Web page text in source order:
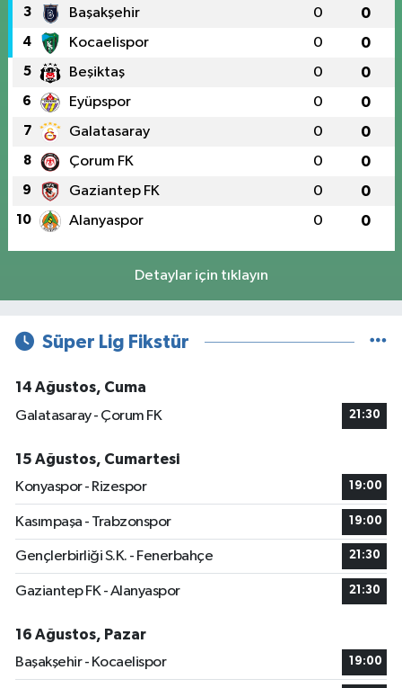
3 Başakşehir 0 0
4 Kocaelispor 0 0
5 Beşiktaş 0 0
6 Eyüpspor 0 0
7 Galatasaray 0 0
8 Çorum FK 0 0
9 Gaziantep FK 0 0
10 Alanyaspor 0 0
Detaylar için tıklayın
Süper Lig Fikstür
14 Ağustos, Cuma
Galatasaray - Çorum FK
21:30
15 Ağustos, Cumartesi
Konyaspor - Rizespor
19:00
Kasımpaşa - Trabzonspor 19:00
Gençlerbirliği S.K. - Fenerbahçe 21:30
Gaziantep FK - Alanyaspor 21:30
16 Ağustos, Pazar
Başakşehir - Kocaelispor
19:00